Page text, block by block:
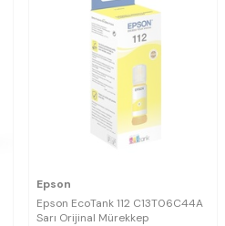
Epson
Epson EcoTank 112 C13T06C44A
Sarı Orijinal Mürekkep